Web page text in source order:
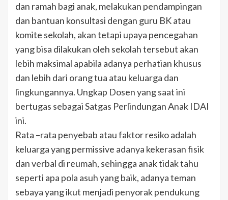
dan ramah bagi anak, melakukan pendampingan
dan bantuan konsultasi dengan guru BK atau
komite sekolah, akan tetapi upaya pencegahan
yang bisa dilakukan oleh sekolah tersebut akan
lebih maksimal apabila adanya perhatian khusus
dan lebih dari orang tua atau keluarga dan
lingkungannya. Ungkap Dosen yang saat ini
bertugas sebagai Satgas Perlindungan Anak IDAI
ini.
Rata –rata penyebab atau faktor resiko adalah
keluarga yang permissive adanya kekerasan fisik
dan verbal di reumah, sehingga anak tidak tahu
seperti apa pola asuh yang baik, adanya teman
sebaya yang ikut menjadi penyorak pendukung